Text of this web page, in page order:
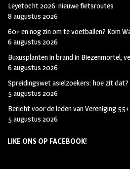
Leyetocht 2026: nieuwe fietsroutes
8 augustus 2026
60+ en nog zin om te voetballen? Kom
6 augustus 2026
Buxusplanten in brand in Biezenmortel,
6 augustus 2026
Spreidingswet asielzoekers: hoe zit dat?
5 augustus 2026
Bericht voor de leden van Vereniging 55+
5 augustus 2026
LIKE ONS OP FACEBOOK!